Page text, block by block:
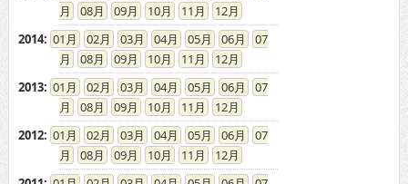
08
09 10 11
12
2014: 01 02 03 04 05 06
07
08
09 10 11
12
2013: 01 02 03 04 05 06
07
08
09 10 11
12
2012: 01 02 03 04 05 06
07
08
09 10 11
12